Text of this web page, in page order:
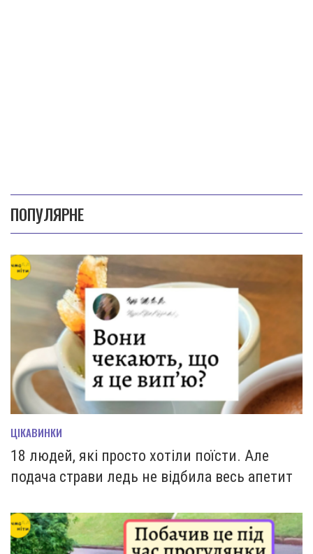
ПОПУЛЯРНЕ
ЦІКАВИНКИ
18 людей, які просто хотіли поїсти. Але
подача страви ледь не відбила весь апетит